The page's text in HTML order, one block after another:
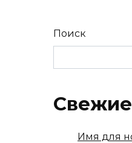
Поиск
Имя для